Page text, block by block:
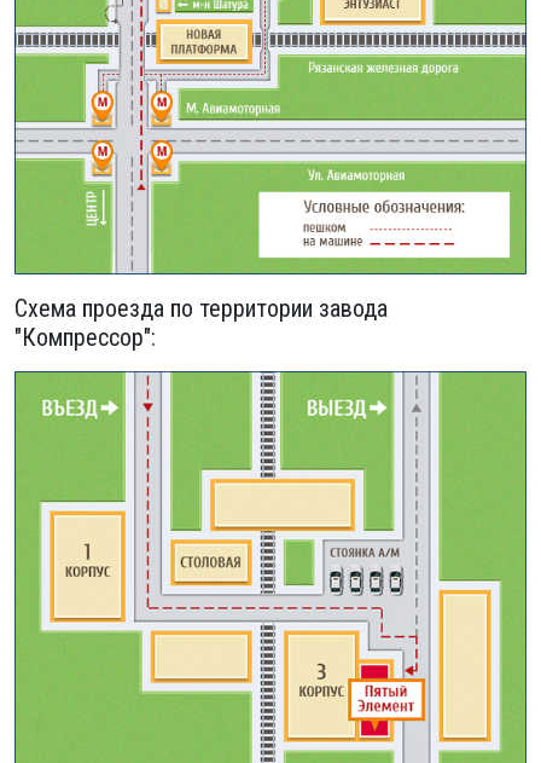
Схема проезда по территории завода
"Компрессор":